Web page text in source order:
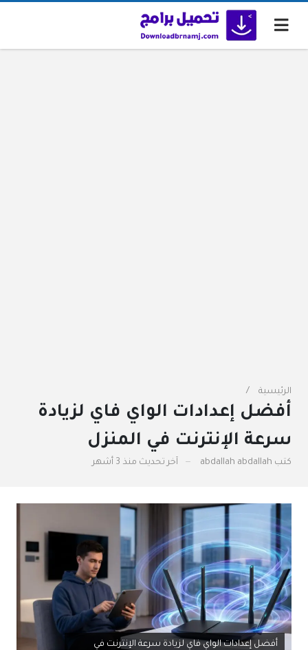
الرئيسية
أفضل إعدادات الواي فاي لزيادة
سرعة الإنترنت في المنزل
كتب abdallah abdallah آخر تحديث منذ 3 أشهر
أفضل إعدادات الواي فاي لزيادة سرعة الإنترنت في